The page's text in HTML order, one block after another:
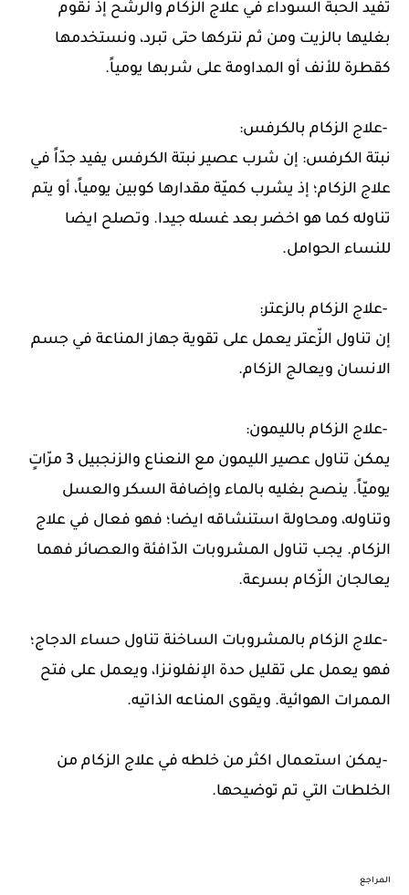
تفيد الحبة السوداء في علاج الزكام والرشح إذ نقوم
بغليها بالزيت ومن ثم نتركها حتى تبرد، ونستخدمها
كقطرة للأنف أو المداومة على شربها يومياً.
-علاج الزكام بالكرفس:
نبتة الكرفس: إن شرب عصير نبتة الكرفس يفيد جدّاً في
علاج الزكام؛ إذ يشرب كميّة مقدارها كوبين يومياً، أو يتم
تناوله كما هو اخضر بعد غسله جيدا. وتصلح ايضا
للنساء الحوامل.
-علاج الزكام بالزعتر:
إن تناول الزّعتر يعمل على تقوية جهاز المناعة في جسم
الانسان ويعالج الزكام.
-علاج الزكام بالليمون:
يمكن تناول عصير الليمون مع النعناع والزنجبيل 3 مرّاتٍ
يوميّاً. ينصح بغليه بالماء وإضافة السكر والعسل
وتناوله، ومحاولة استنشاقه ايضا؛ فهو فعال في علاج
الزكام. يجب تناول المشروبات الدّافئة والعصائر فهما
يعالجان الزّكام بسرعة.
-علاج الزكام بالمشروبات الساخنة تناول حساء الدجاج؛
فهو يعمل على تقليل حدة الإنفلونزا، ويعمل على فتح
الممرات الهوائية. ويقوى المناعه الذاتيه.
-يمكن استعمال اكثر من خلطه في علاج الزكام من
الخلطات التي تم توضيحها.
المراجع